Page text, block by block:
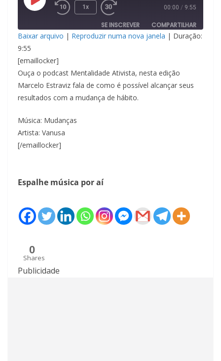
Reproduzir
1x 00:00 / 9:55
SE INSCREVER COMPARTILHAR
FEED RSS
COMPAR
TILHAR
LINK
INCORPO
RAR
Baixar arquivo | Reproduzir numa nova janela | Duração:
9:55
[emaillocker]
Ouça o podcast Mentalidade Ativista, nesta edição
Marcelo Estraviz fala de como é possível alcançar seus
resultados com a mudança de hábito.
Música: Mudanças
Artista: Vanusa
[/emaillocker]
Espalhe música por aí
0
Shares
Publicidade